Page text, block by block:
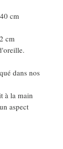
cm
cm
dans nos
à la main
aspect